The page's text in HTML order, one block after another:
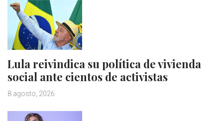
Lula reivindica su política de vivienda
social ante cientos de activistas
8 agosto, 2026